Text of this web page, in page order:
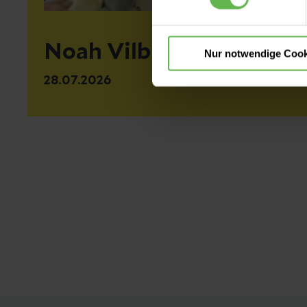
Nur notwendige
Noah Vilbig
28.07.2026